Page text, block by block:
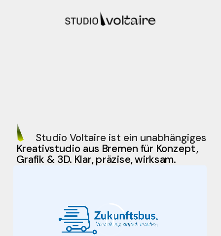
Studio Voltaire ist ein unabhängiges
Kreativstudio aus Bremen für Konzept,
Grafik & 3D. Klar, präzise, wirksam.